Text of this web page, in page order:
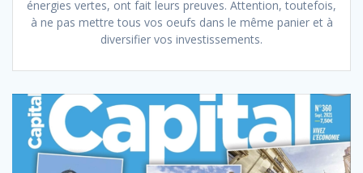
énergies vertes, ont fait leurs preuves. Attention, toutefois,
à ne pas mettre tous vos oeufs dans le même panier et à
diversifier vos investissements.